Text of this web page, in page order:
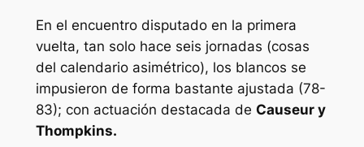
En el encuentro disputado en la primera
vuelta, tan solo hace seis jornadas (cosas
del calendario asimétrico), los blancos se
impusieron de forma bastante ajustada (78-
83); con actuación destacada de Causeur y
Thompkins.